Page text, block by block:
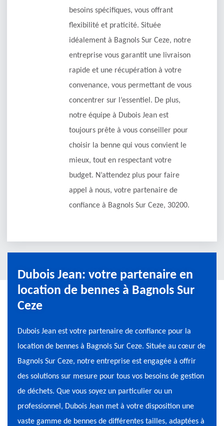
besoins spécifiques, vous offrant
flexibilité et praticité. Située
idéalement à Bagnols Sur Ceze, notre
entreprise vous garantit une livraison
rapide et une récupération à votre
convenance, vous permettant de vous
concentrer sur l’essentiel. De plus,
notre équipe à Dubois Jean est
toujours prête à vous conseiller pour
choisir la benne qui vous convient le
mieux, tout en respectant votre
budget. N’attendez plus pour faire
appel à nous, votre partenaire de
confiance à Bagnols Sur Ceze, 30200.
Dubois Jean: votre partenaire en
location de bennes à Bagnols Sur
Ceze
Dubois Jean est votre partenaire de confiance pour la
location de bennes à Bagnols Sur Ceze. Située au cœur de
Bagnols Sur Ceze, notre entreprise est engagée à offrir
des solutions sur mesure pour tous vos besoins de gestion
de déchets. Que vous soyez un particulier ou un
professionnel, Dubois Jean met à votre disposition une
vaste gamme de bennes de différentes tailles, adaptées à